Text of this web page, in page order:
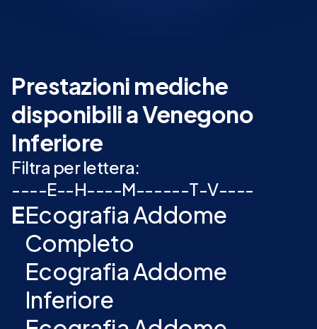
Prestazioni mediche
disponibili a Venegono
Inferiore
Filtra per lettera:
----E--H----M------T-V----
EEcografia Addome
Completo
Ecografia Addome
Inferiore